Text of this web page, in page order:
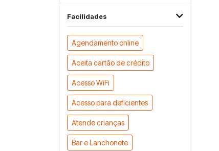
Facilidades
Agendamento online
Aceita cartão de crédito
Acesso WiFi
Acesso para deficientes
Atende crianças
Bar e Lanchonete